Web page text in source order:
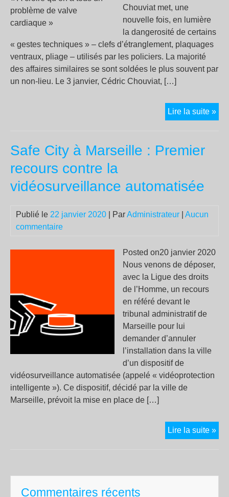
Chouviat met, une
nouvelle fois, en lumière
la dangerosité de certains
« gestes techniques » – clefs d’étranglement, plaquages
ventraux, pliage – utilisés par les policiers. La majorité
des affaires similaires se sont soldées le plus souvent par
un non-lieu. Le 3 janvier, Cédric Chouviat, […]
Lire la suite »
de
Safe City à Marseille : Premier
recours contre la
vidéosurveillance automatisée
Publié le 22 janvier 2020 | ParAdministrateur
Aucun
commentaire
Posted on20 janvier 2020
Nous venons de déposer,
avec la Ligue des droits
de l’Homme, un recours
en référé devant le
tribunal administratif de
Marseille pour lui
demander d’annuler
l’installation dans la ville
d’un dispositif de
vidéosurveillance automatisée (appelé « vidéoprotection
intelligente »). Ce dispositif, décidé par la ville de
Marseille, prévoit la mise en place de […]
Lire la suite »
:
Commentaires récents